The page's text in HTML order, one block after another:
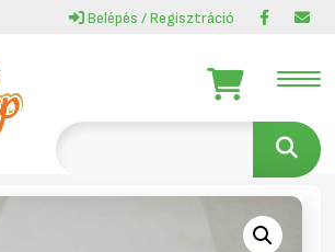
Belépés / Regisztráció